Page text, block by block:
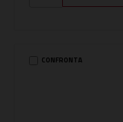
CONFRONTA